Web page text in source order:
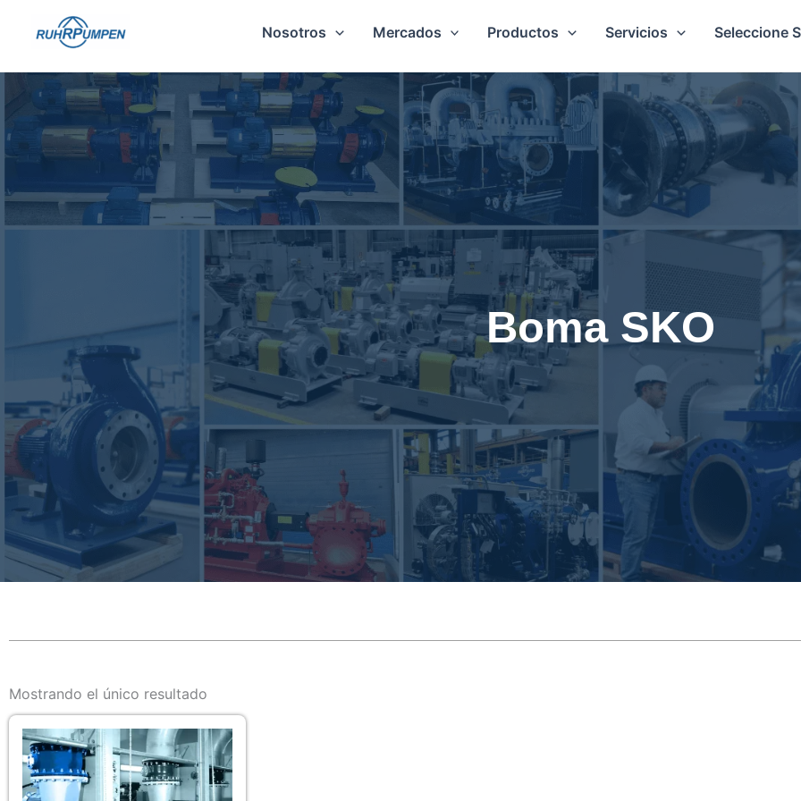
Nosotros Mercados Productos Servicios Seleccione
Boma SKO
Mostrando el único resultado